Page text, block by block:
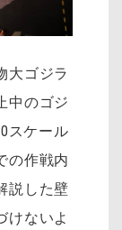
大ゴジラ
中のゴジ
スケール
の作戦内
説した壁
けないよ